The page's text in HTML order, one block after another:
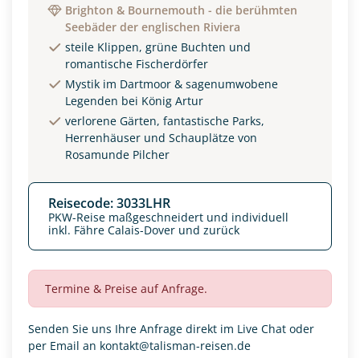
Brighton & Bournemouth - die berühmten
Seebäder der englischen Riviera
steile Klippen, grüne Buchten und
romantische Fischerdörfer
Mystik im Dartmoor & sagenumwobene
Legenden bei König Artur
verlorene Gärten, fantastische Parks,
Herrenhäuser und Schauplätze von
Rosamunde Pilcher
Reisecode: 3033LHR
PKW-Reise maßgeschneidert und individuell
inkl. Fähre Calais-Dover und zurück
Termine & Preise auf Anfrage.
Senden Sie uns Ihre Anfrage direkt im Live Chat oder
per Email an kontakt@talisman-reisen.de